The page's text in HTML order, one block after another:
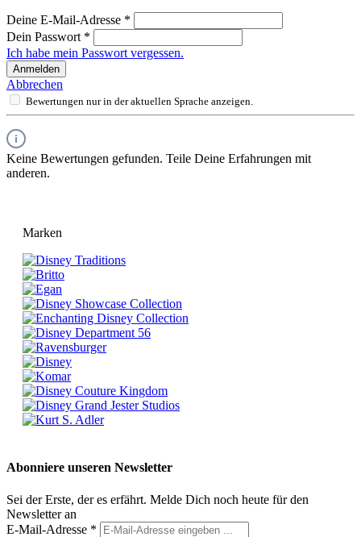
Deine E-Mail-Adresse *
Dein Passwort *
Ich habe mein Passwort vergessen.
Anmelden
Abbrechen
Bewertungen nur in der aktuellen Sprache anzeigen.
Keine Bewertungen gefunden. Teile Deine Erfahrungen mit
anderen.
Marken
Abonniere unseren Newsletter
Sei der Erste, der es erfährt. Melde Dich noch heute für den
Newsletter an
E-Mail-Adresse *